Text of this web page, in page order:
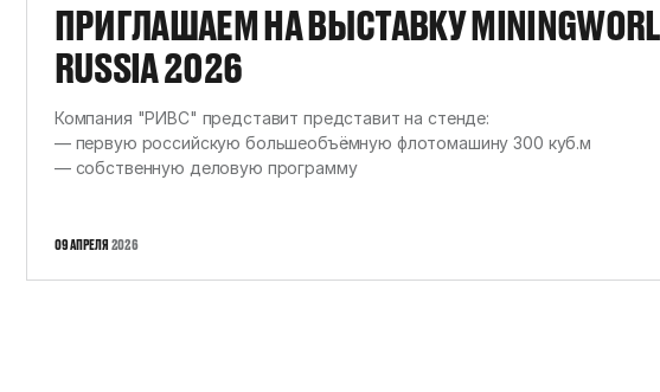
ПРИГЛАШАЕМ НА ВЫСТАВКУ
RUSSIA 2026
Компания "РИВС" представит представит на стенде:
— первую российскую большеобъёмную флотомашину 300 куб.м
— собственную деловую программу
09 АПРЕЛЯ 2026